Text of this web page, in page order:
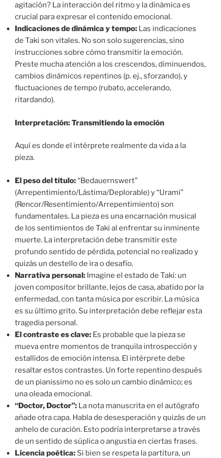
agitación? La interacción del ritmo y la dinámica es
crucial para expresar el contenido emocional.
Indicaciones de dinámica y tempo: Las indicaciones
de Taki son vitales. No son solo sugerencias, sino
instrucciones sobre cómo transmitir la emoción.
Preste mucha atención a los crescendos, diminuendos,
cambios dinámicos repentinos (p. ej., sforzando), y
fluctuaciones de tempo (rubato, accelerando,
ritardando).
Interpretación: Transmitiendo la emoción
Aquí es donde el intérprete realmente da vida a la
pieza.
El peso del título:“Bedauernswert”
(Arrepentimiento/Lástima/Deplorable) y “Urami”
(Rencor/Resentimiento/Arrepentimiento) son
fundamentales. La pieza es una encarnación musical
de los sentimientos de Taki al enfrentar su inminente
muerte. La interpretación debe transmitir este
profundo sentido de pérdida, potencial no realizado y
quizás un destello de ira o desafío.
Narrativa personal: Imagine el estado de Taki: un
joven compositor brillante, lejos de casa, abatido por la
enfermedad, con tanta música por escribir. La música
es su último grito. Su interpretación debe reflejar esta
tragedia personal.
El contraste es clave: Es probable que la pieza se
mueva entre momentos de tranquila introspección y
estallidos de emoción intensa. El intérprete debe
resaltar estos contrastes. Un forte repentino después
de un pianissimo no es solo un cambio dinámico; es
una oleada emocional.
“Doctor, Doctor”: La nota manuscrita en el autógrafo
añade otra capa. Habla de desesperación y quizás de un
anhelo de curación. Esto podría interpretarse a través
de un sentido de súplica o angustia en ciertas frases.
Licencia poética: Si bien se respeta la partitura, un